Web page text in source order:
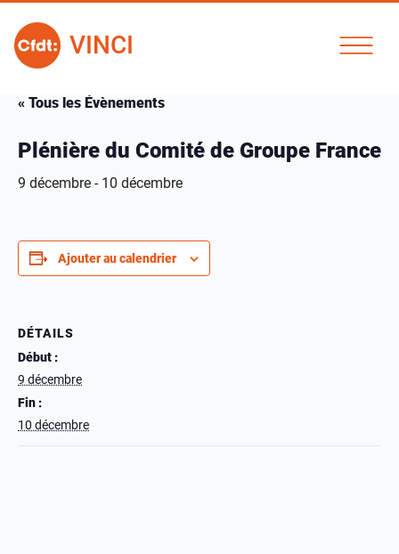
VINCI
« Tous les Évènements
Plénière du Comité de Groupe France
9 décembre - 10 décembre
Ajouter au calendrier
DÉTAILS
Début :
9 décembre
Fin :
10 décembre